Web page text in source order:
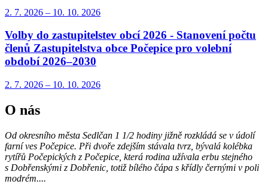
2. 7. 2026 – 10. 10. 2026
Volby do zastupitelstev obcí 2026 - Stanovení počtu
členů Zastupitelstva obce Počepice pro volební
období 2026–2030
2. 7. 2026 – 10. 10. 2026
O nás
Od okresního města Sedlčan 1 1/2 hodiny jižně rozkládá se v údolí
farní ves Počepice. Při dvoře zdejším stávala tvrz, bývalá kolébka
rytířů Počepických z Počepice, která rodina užívala erbu stejného
s Dobřenskými z Dobřenic, totiž bílého čápa s křídly černými v poli
modrém....